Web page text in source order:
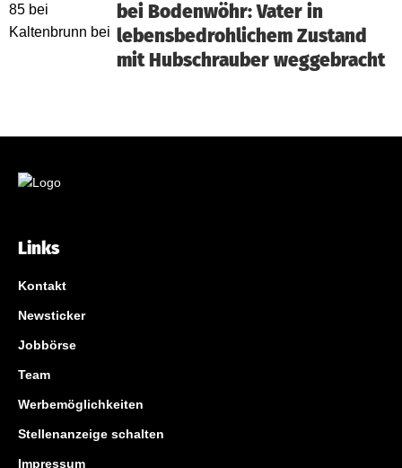
bei Bodenwöhr: Vater in
lebensbedrohlichem Zustand
mit Hubschrauber weggebracht
Links
Kontakt
Newsticker
Jobbörse
Team
Werbemöglichkeiten
Stellenanzeige schalten
Impressum